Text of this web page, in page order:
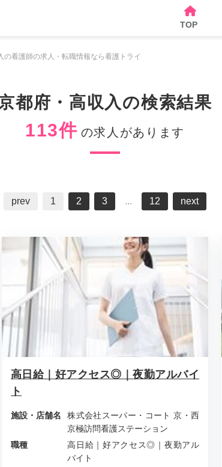
TOP
の看護師の求人・転職情報なら看護トライ
都府・高収入の検索結果
113件 の求人があります
prev 1 2 3 ... 12 next
高日給｜好アクセス◎｜夜勤アルバイ
ト
施設・店舗名
株式会社スーパー・コート 京・西
京極訪問看護ステーション
職種
高日給｜好アクセス◎｜夜勤アル
バイト